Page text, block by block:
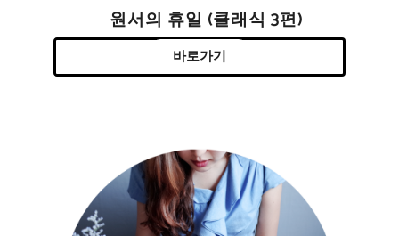
원서의 휴일 (클래식 3편)
바로가기